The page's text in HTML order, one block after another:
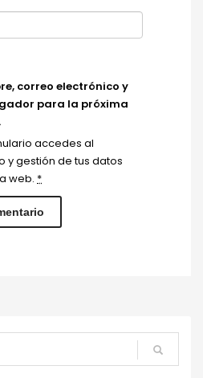
correo electrónico y
para la próxima
accedes al
y gestión de tus datos
web. *